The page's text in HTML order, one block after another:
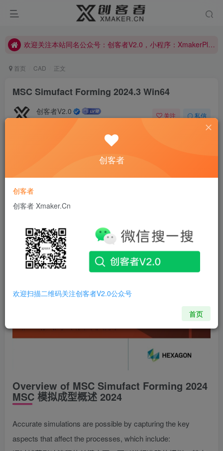
欢迎关注本站同名公众号：创客者V2.0，小程序：XmakerPlus已上线！本站已开启多语言自动翻译功能！右上角图标可以显示切换语言！
欢迎关注本站同名公众号：创客者V2.0，小程序：XmakerPlus已上线！本站已开启多语言自动翻译功能！右上角图标可以显示切换语言！
首页 CAD 正文
MSC Simufact Forming 2024.3 Win64
创客者V2.0
1年前发布
关注 私信
Be happy. No worries, just smile.
开心点，别担心，微笑就好
MSC Simufact Forming 2024它涵盖了完整的成型技术范
围，并通过完整的 3D 功能和所有工具和零件的 3D 表示保
Overview of MSC Simufact Forming 2024
MSC 模拟成型概述 2024
Accurate simulations are possible by capturing the key
aspects that affect the processes, which include:
创客者
创客者
创客者 Xmaker.Cn
欢迎扫描二维码关注创客者V2.0公众号
首页